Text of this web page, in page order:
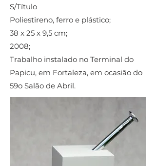
S/Título
Poliestireno, ferro e plástico;
38 x 25 x 9,5 cm;
2008;
Trabalho instalado no Terminal do
Papicu, em Fortaleza, em ocasião do
59o Salão de Abril.